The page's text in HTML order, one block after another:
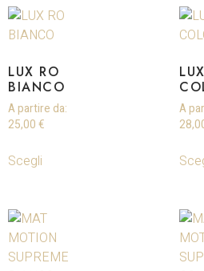
LUX RO
BIANCO
A partire da:
25,00 €
Scegli
A